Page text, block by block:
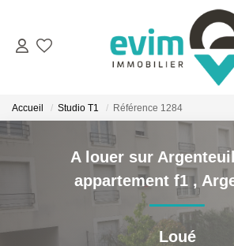
ACHETER
LOUER
ESTIMER
VENDRE
Accueil Studio T1 Référence 1284
A louer sur
appartement f1,
Loué